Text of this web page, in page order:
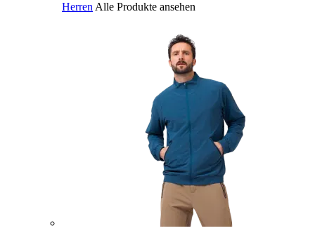
Herren Alle Produkte ansehen